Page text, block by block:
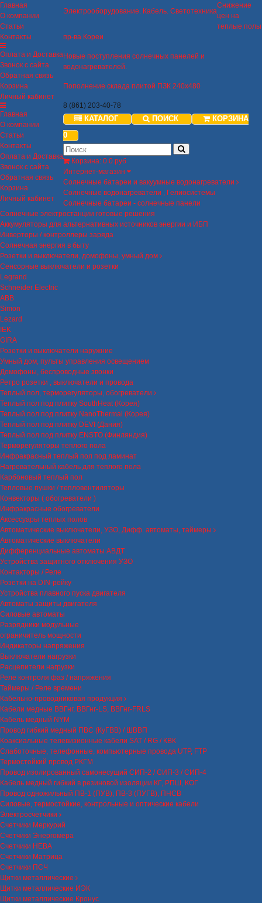
Главная
О компании
Статьи
Контакты
Оплата и Доставка
Звонок с сайта
Обратная связь
Корзина
Личный кабинет
Главная
О компании
Статьи
Контакты
Оплата и Доставка
Звонок с сайта
Обратная связь
Корзина
Личный кабинет
Электрооборудование. Кабель. Светотехника
Снижение
цен на
теплые полы
пр-ва Кореи
Новые поступления солнечных панелей и
водонагревателей.
Пополнение склада плитой ПЗК 240х480
8 (861) 203-40-78
КАТАЛОГ ПОИСК
КОРЗИНА
0
Корзина: 0 0 руб
Интернет-магазин
Солнечные батареи и вакуумные водонагреватели
Солнечные водонагреватели , Гелиосистемы
Солнечные батареи - солнечные панели
Солнечные электростанции готовые решения
Аккумуляторы для альтернативных источников энергии и ИБП
Инверторы / контроллеры заряда
Солнечная энергия в быту
Розетки и выключатели, домофоны, умный дом
Сенсорные выключатели и розетки
Legrand
Schneider Electric
ABB
Simon
Lezard
IEK
GIRA
Розетки и выключатели наружние
Умный дом, пульты управления освещением
Домофоны, беспроводные звонки
Ретро розетки , выключатели и провода
Теплый пол, терморегуляторы, обогреватели
Теплый пол под плитку SouthHeat (Корея)
Теплый пол под плитку NanoThermal (Корея)
Теплый пол под плитку DEVI (Дания)
Теплый пол под плитку ENSTO (Финляндия)
Терморегуляторы теплого пола
Инфракрасный теплый пол под ламинат
Нагревательный кабель для теплого пола
Карбоновый теплый пол
Тепловые пушки / тепловентиляторы
Конвекторы ( обогреватели )
Инфракрасные обогреватели
Аксессуары теплых полов
Автоматические выключатели, УЗО, Дифф. автоматы, таймеры
Автоматические выключатели
Дифференциальные автоматы АВДТ
Устройства защитного отключения УЗО
Контакторы / Реле
Розетки на DIN-рейку
Устройства плавного пуска двигателя
Автоматы защиты двигателя
Силовые автоматы
Разрядники модульные
ограничитель мощности
Индикаторы напряжения
Выключатели нагрузки
Расцепители нагрузки
Реле контроля фаз / напряжения
Таймеры / Реле времени
Кабельно-проводниковая продукция
Кабели медные ВВГнг, ВВГнг-LS, ВВГнг-FRLS
Кабель медный NYM
Провод гибкий медный ПВС (КуГВВ) / ШВВП
Коаксиальные телевизионные кабели SAT / RG / КВК
Слаботочные, телефонные, компьютерные провода UTP, FTP
Термостойкий провод РКГМ
Провод изолированный самонесущий СИП-2 / СИП-3 / СИП-4
Кабель медный гибкий в резиновой изоляции КГ, РПШ, КОГ
Провод одножильный ПВ-1 (ПУВ), ПВ-3 (ПУГВ), ПНСВ
Силовые, термостойкие, контрольные и оптические кабели
Электросчетчики
Счетчики Меркурий
Счетчики Энергомера
Счетчики НЕВА
Счетчики Матрица
Счетчики ПСЧ
Щитки металлические
Щитки металлические ИЭК
Щитки металлические Кронус